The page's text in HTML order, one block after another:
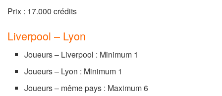
Prix : 17.000 crédits
Liverpool – Lyon
Joueurs – Liverpool : Minimum 1
Joueurs – Lyon : Minimum 1
Joueurs – même pays : Maximum 6